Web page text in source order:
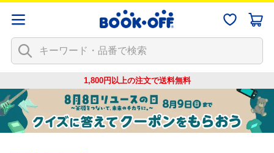
1,800円以上の注文で送料無料